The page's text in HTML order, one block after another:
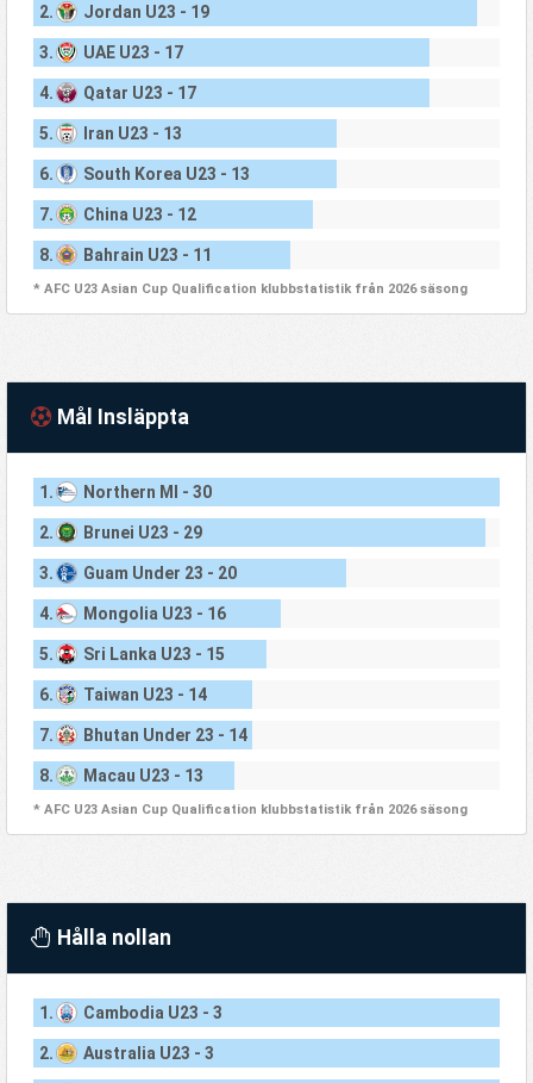
2. Jordan U23 - 19
3. UAE U23 - 17
4. Qatar U23 - 17
5. Iran U23 - 13
6. South Korea U23 - 13
7. China U23 - 12
8. Bahrain U23 - 11
* AFC U23 Asian Cup Qualification klubbstatistik från 2026 säsong
Mål Insläppta
1. Northern MI - 30
2. Brunei U23 - 29
3. Guam Under 23 - 20
4. Mongolia U23 - 16
5. Sri Lanka U23 - 15
6. Taiwan U23 - 14
7. Bhutan Under 23 - 14
8. Macau U23 - 13
* AFC U23 Asian Cup Qualification klubbstatistik från 2026 säsong
Hålla nollan
1. Cambodia U23 - 3
2. Australia U23 - 3